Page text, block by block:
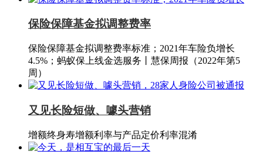
保险保障基金拟调整费率
保险保障基金拟调整费率标准；2021年车险负增长
4.5%；蚂蚁保上线金选服务丨慧保周报（2022年第5
周）
又见长险短做、噱头营销
增额终身寿增额利率与产品定价利率混淆